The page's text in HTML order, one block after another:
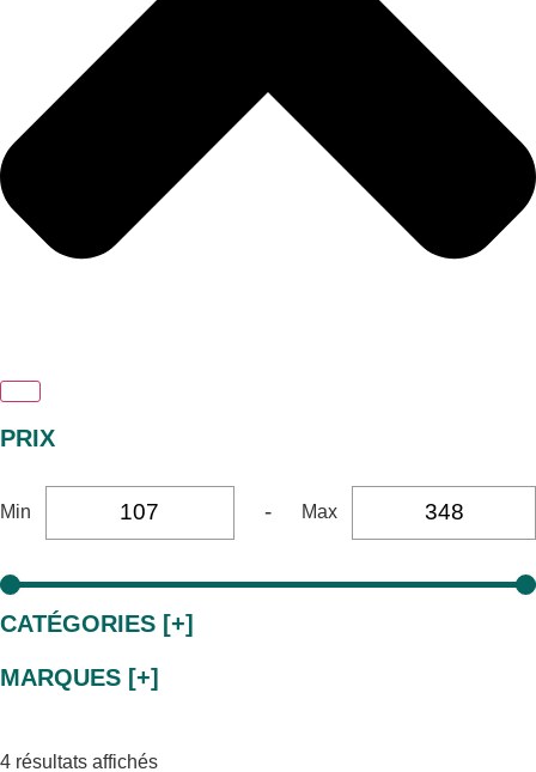
PRIX
Min - Max
CATÉGORIES [+]
MARQUES [+]
4 résultats affichés